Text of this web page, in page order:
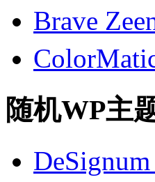
Brave
随机WP主